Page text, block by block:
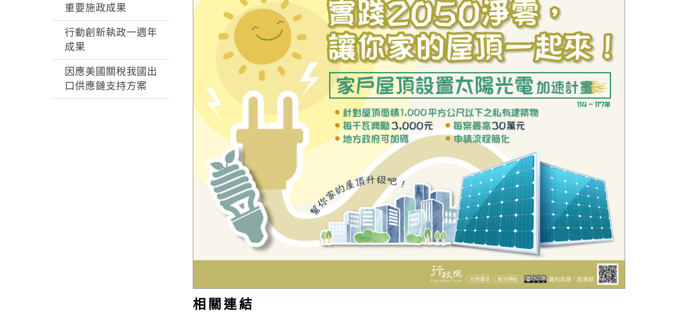
重要施政成果
行動創新執政一週年
成果
因應美國關稅我國出
口供應鏈支持方案
相關連結